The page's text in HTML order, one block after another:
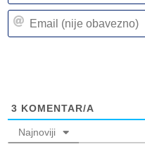
3 KOMENTAR/A
Najnoviji